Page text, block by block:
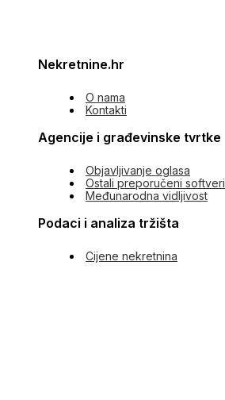
Nekretnine.hr
O nama
Kontakti
Agencije i građevinske tvrtke
Objavljivanje oglasa
Ostali preporučeni softveri
Međunarodna vidljivost
Podaci i analiza tržišta
Cijene nekretnina